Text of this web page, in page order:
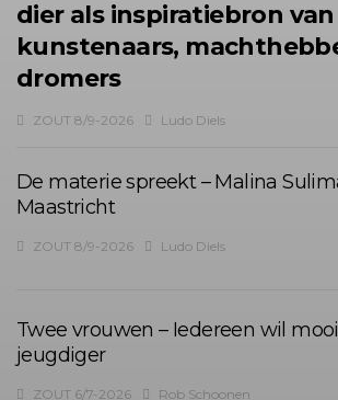
dier als inspiratiebron van
kunstenaars,
dromers
ZOUT 8/9-2026 Ludo Diels
De materie spreekt – Malina
Maastricht
ZOUT 8/9-2026 Ludo Diels
Twee vrouwen – Iedereen wil
jeugdiger
ZOUT 6/7-2026 Rob Schoonen